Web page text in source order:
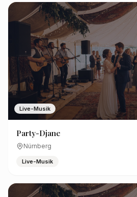
Live-Musik
Party-Djane
Nürnberg
Live-Musik